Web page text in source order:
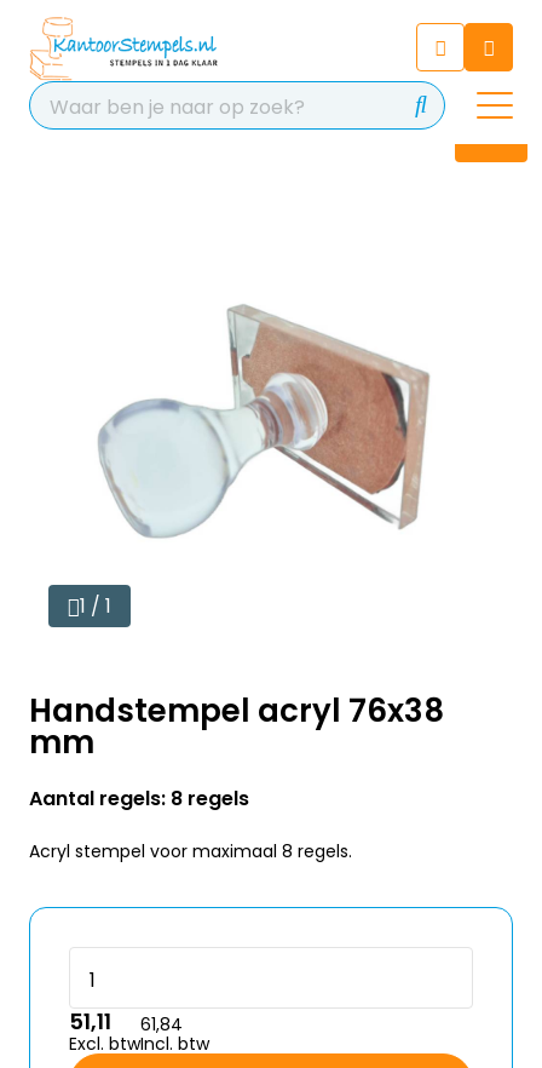
Chat 24/7 met onze chatbot
voor hulp
Contact
1 / 1
Handstempel acryl 76x38
mm
Aantal regels: 8 regels
Acryl stempel voor maximaal 8 regels.
51,11
Excl. btw
61,84
Incl. btw